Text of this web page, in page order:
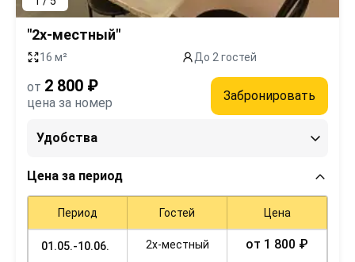
"2х-местный"
16 м² До 2 гостей
от 2 800 ₽
цена за номер Забронировать
Удобства
Цена за период
Период Гостей Цена
01.05.-10.06. 2х-местный от 1 800 ₽